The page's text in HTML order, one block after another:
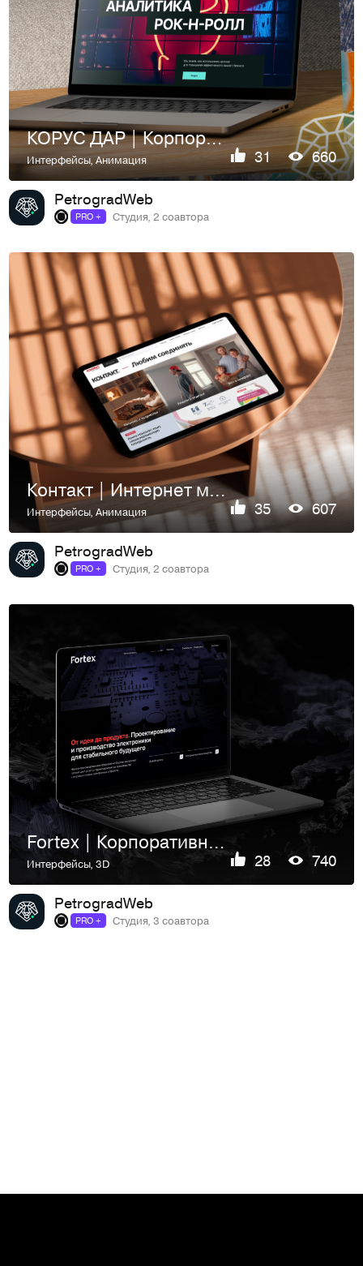
КОРУС ДАР | Корпоративный сайт
Интерфейсы,Анимация 31 660
PetrogradWeb
PRO + Студия, 2 соавтора
Контакт | Интернет магазин
Интерфейсы,Анимация 35 607
PetrogradWeb
PRO + Студия, 2 соавтора
Fortex | Корпоративный сайт
Интерфейсы,3D 28 740
PetrogradWeb
PRO + Студия, 3 соавтора